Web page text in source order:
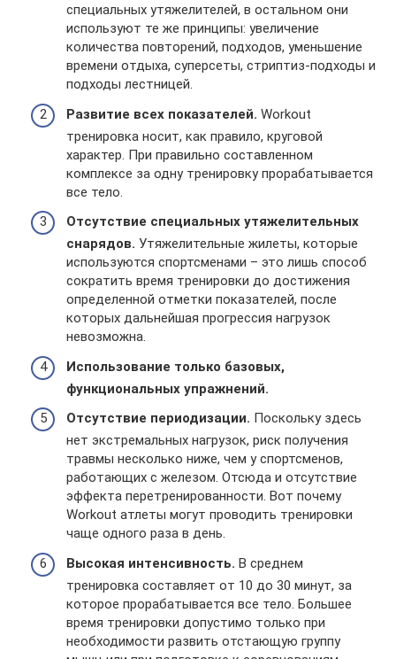
специальных утяжелителей, в остальном они
используют те же принципы: увеличение
количества повторений, подходов, уменьшение
времени отдыха, суперсеты, стриптиз-подходы и
подходы лестницей.
Развитие всех показателей. Workout
тренировка носит, как правило, круговой
характер. При правильно составленном
комплексе за одну тренировку прорабатывается
все тело.
Отсутствие специальных утяжелительных
снарядов. Утяжелительные жилеты, которые
используются спортсменами – это лишь способ
сократить время тренировки до достижения
определенной отметки показателей, после
которых дальнейшая прогрессия нагрузок
невозможна.
Использование только базовых,
функциональных упражнений.
Отсутствие периодизации. Поскольку здесь
нет экстремальных нагрузок, риск получения
травмы несколько ниже, чем у спортсменов,
работающих с железом. Отсюда и отсутствие
эффекта перетренированности. Вот почему
Workout атлеты могут проводить тренировки
чаще одного раза в день.
Высокая интенсивность. В среднем
тренировка составляет от 10 до 30 минут, за
которое прорабатывается все тело. Большее
время тренировки допустимо только при
необходимости развить отстающую группу